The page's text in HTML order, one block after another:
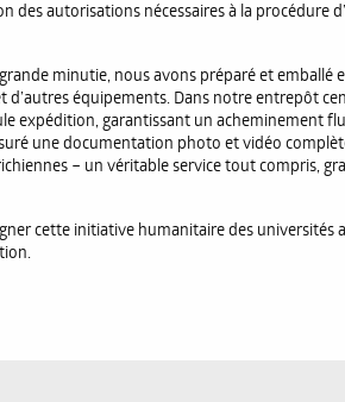
des autorisations nécessaires à la procédure
minutie, nous avons préparé et emballé
d’autres équipements. Dans notre entrepôt
expédition, garantissant un acheminement
une documentation photo et vidéo
– un véritable service tout compris,
cette initiative humanitaire des universités